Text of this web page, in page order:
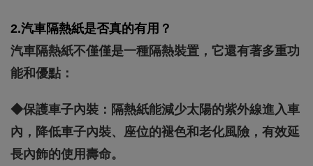
2.汽車隔熱紙是否真的有用？
汽車隔熱紙不僅僅是一種隔熱裝置，它還有著多重功
能和優點：
◆保護車子內裝：隔熱紙能減少太陽的紫外線進入車
內，降低車子內裝、座位的褪色和老化風險，有效延
長內飾的使用壽命。